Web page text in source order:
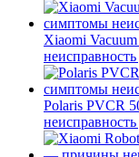
Xiaomi
Polaris PVCR
неисправность